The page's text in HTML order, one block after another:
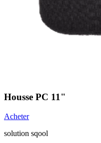
Housse PC 11"
Acheter
solution sqool